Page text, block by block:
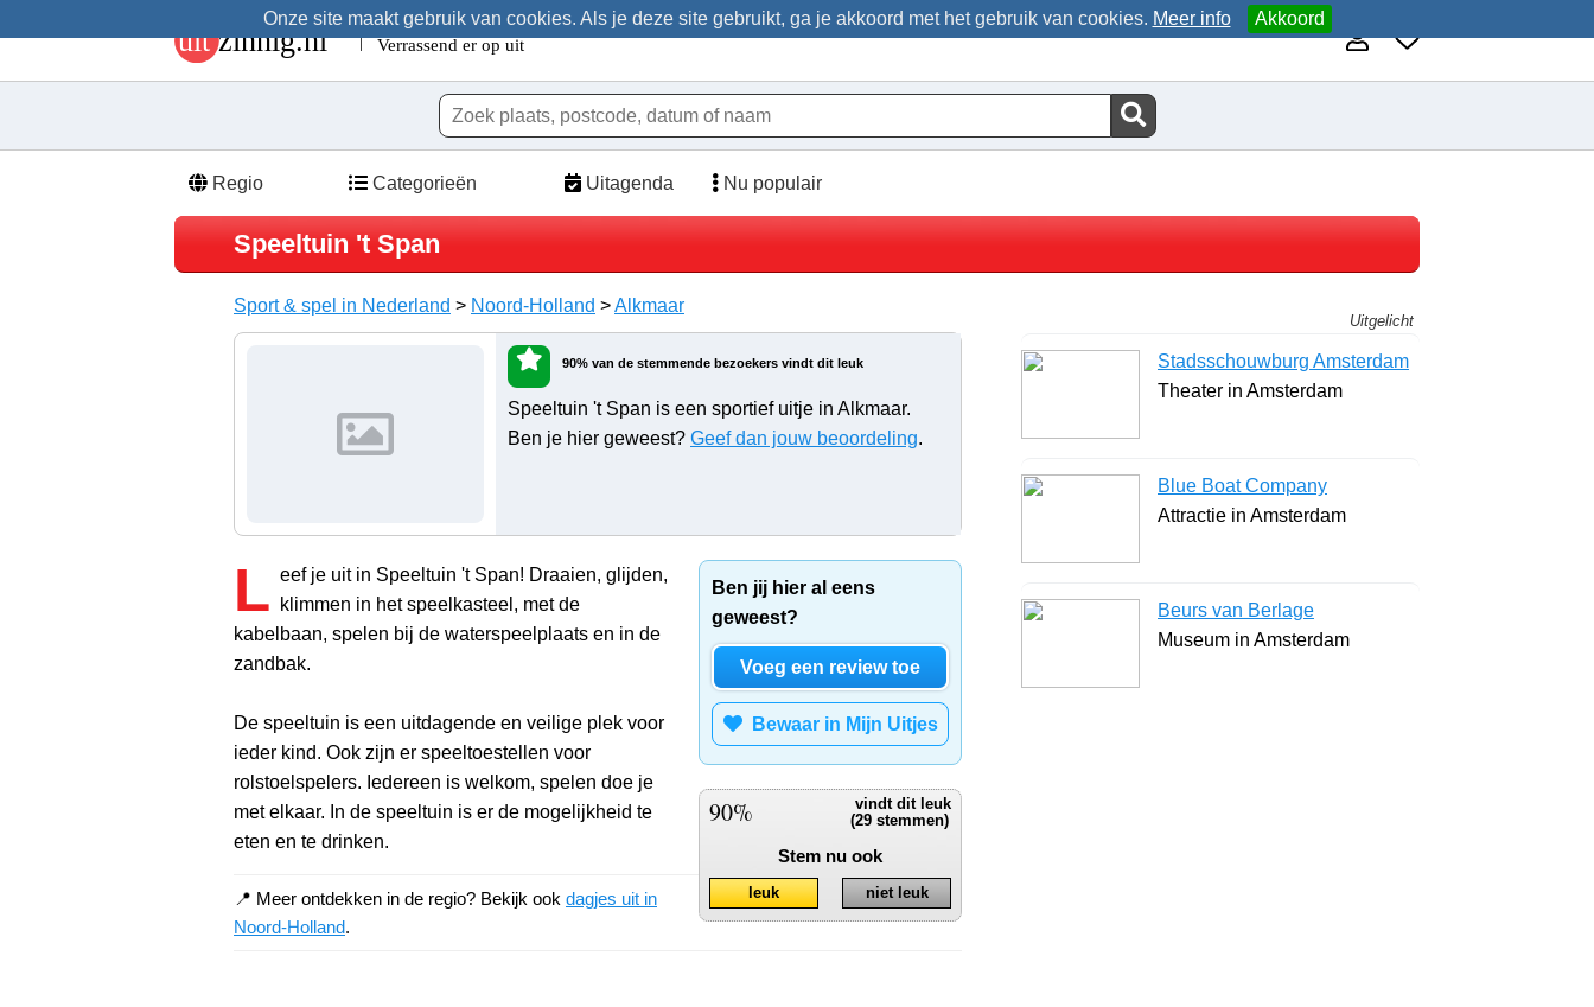
Onze site maakt gebruik van cookies. Als je deze site gebruikt, ga je akkoord met het gebruik van cookies. Meer info Akkoord
Regio Categorieën Uitagenda Nu populair
Speeltuin 't Span
Sport & spel in Nederland > Noord-Holland >Alkmaar
90% van de stemmende bezoekers vindt dit leuk
Speeltuin 't Span is een sportief uitje in Alkmaar.
Ben je hier geweest? Geef dan jouw beoordeling.
Ben jij hier al eens
geweest?
Voeg een review toe
Bewaar in Mijn Uitjes
vindt dit leuk
(29 stemmen)
90%
Stem nu ook
leuk niet leuk
L eef je uit in Speeltuin 't Span! Draaien, glijden,
klimmen in het speelkasteel, met de
kabelbaan, spelen bij de waterspeelplaats en in de
zandbak.
De speeltuin is een uitdagende en veilige plek voor
ieder kind. Ook zijn er speeltoestellen voor
rolstoelspelers. Iedereen is welkom, spelen doe je
met elkaar. In de speeltuin is er de mogelijkheid te
eten en te drinken.
📍 Meer ontdekken in de regio? Bekijk ook dagjes uit in
Noord-Holland.
Uitgelicht
Stadsschouwburg Amsterdam
Theater in Amsterdam
Blue Boat Company
Attractie in Amsterdam
Beurs van Berlage
Museum in Amsterdam